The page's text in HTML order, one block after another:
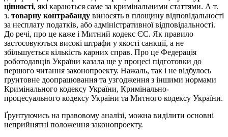
цінності, які караються саме за кримінальними статтями. А т.
з. товарну контрабанду виносять в площину відповідальності
за несплату податків, або адміністративної відповідальності.
До речі, про це каже і Митний кодекс ЄС. Як правило
застосовуються високі штрафи у якості санкції, а не
збільшується кількість карних справ. Про це Федерація
роботодавців України казала ще у процесі підготовки до
першого читання законопроекту. Нажаль, так і не відбулось
ґрунтовне доопрацювання та узгодження з іншими нормами
Кримінального кодексу України, Кримінально-
процесуального кодексу України та Митного кодексу України.
Ґрунтуючись на правовому аналізі, можна виділити основні
неприйнятні положення законопроекту.